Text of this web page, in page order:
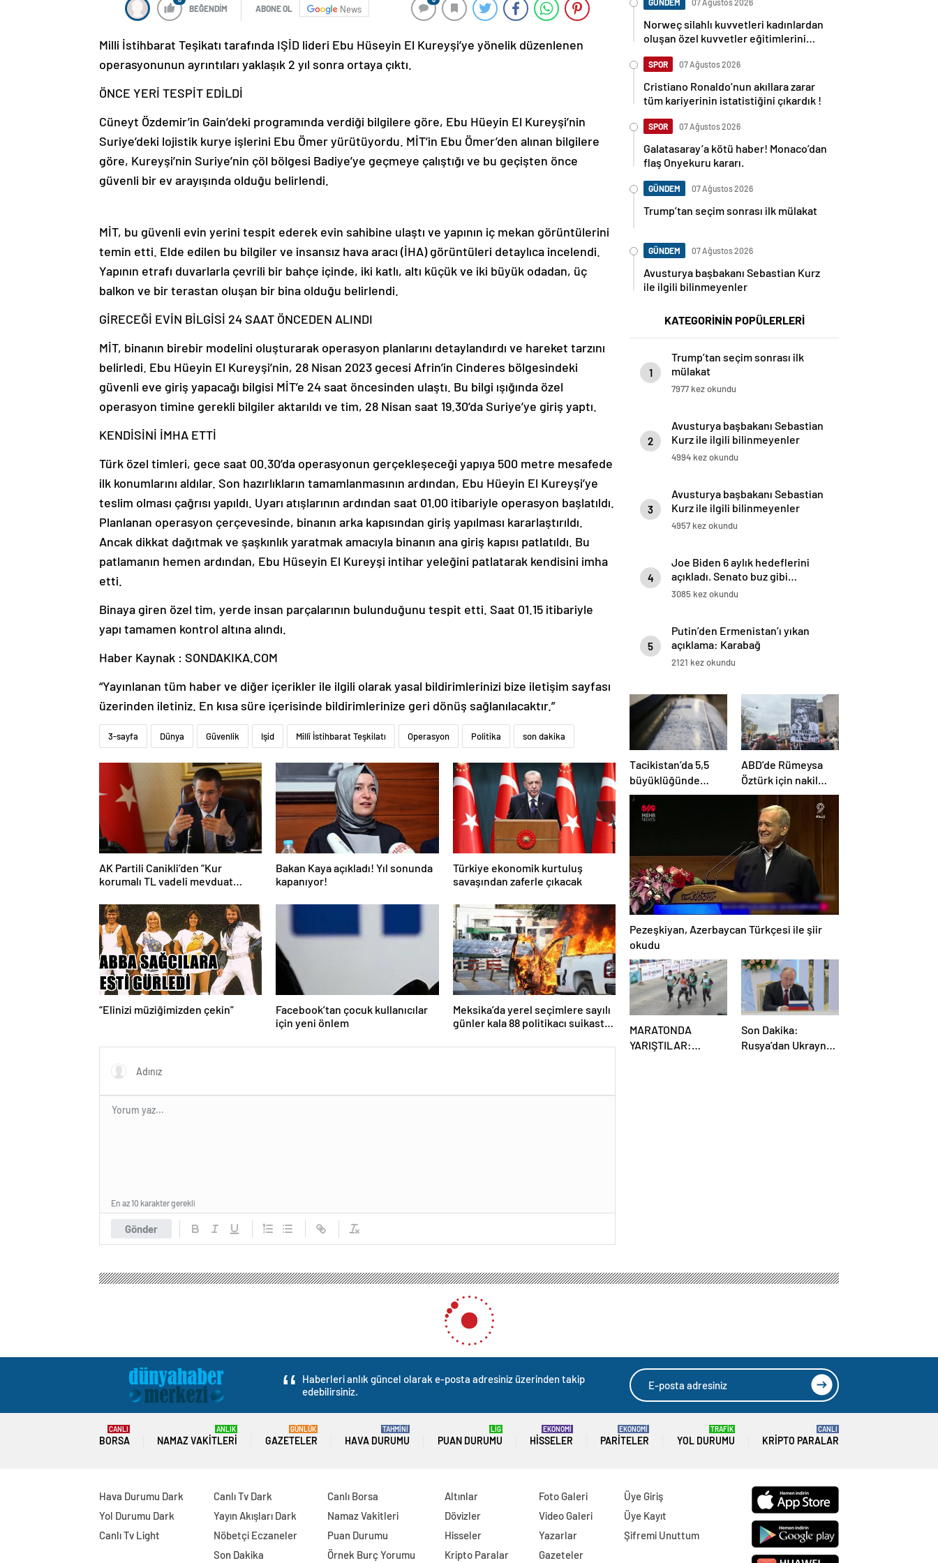
BEĞENDİM ABONE OL News
Milli İstihbarat Teşikatı tarafında IŞİD lideri Ebu Hüseyin El Kureyşi’ye yönelik düzenlenen
operasyonunun ayrıntıları yaklaşık 2 yıl sonra ortaya çıktı.
ÖNCE YERİ TESPİT EDİLDİ
Cüneyt Özdemir’in Gain’deki programında verdiği bilgilere göre, Ebu Hüeyin El Kureyşi’nin
Suriye’deki lojistik kurye işlerini Ebu Ömer yürütüyordu. MİT’in Ebu Ömer’den alınan bilgilere
göre, Kureyşi’nin Suriye’nin çöl bölgesi Badiye’ye geçmeye çalıştığı ve bu geçişten önce
güvenli bir ev arayışında olduğu belirlendi.
MİT, bu güvenli evin yerini tespit ederek evin sahibine ulaştı ve yapının iç mekan görüntülerini
temin etti. Elde edilen bu bilgiler ve insansız hava aracı (İHA) görüntüleri detaylıca incelendi.
Yapının etrafı duvarlarla çevrili bir bahçe içinde, iki katlı, altı küçük ve iki büyük odadan, üç
balkon ve bir terastan oluşan bir bina olduğu belirlendi.
GİRECEĞİ EVİN BİLGİSİ 24 SAAT ÖNCEDEN ALINDI
MİT, binanın birebir modelini oluşturarak operasyon planlarını detaylandırdı ve hareket tarzını
belirledi. Ebu Hüeyin El Kureyşi’nin, 28 Nisan 2023 gecesi Afrin’in Cinderes bölgesindeki
güvenli eve giriş yapacağı bilgisi MİT’e 24 saat öncesinden ulaştı. Bu bilgi ışığında özel
operasyon timine gerekli bilgiler aktarıldı ve tim, 28 Nisan saat 19.30’da Suriye’ye giriş yaptı.
KENDİSİNİ İMHA ETTİ
Türk özel timleri, gece saat 00.30’da operasyonun gerçekleşeceği yapıya 500 metre mesafede
ilk konumlarını aldılar. Son hazırlıkların tamamlanmasının ardından, Ebu Hüeyin El Kureyşi’ye
teslim olması çağrısı yapıldı. Uyarı atışlarının ardından saat 01.00 itibariyle operasyon başlatıldı.
Planlanan operasyon çerçevesinde, binanın arka kapısından giriş yapılması kararlaştırıldı.
Ancak dikkat dağıtmak ve şaşkınlık yaratmak amacıyla binanın ana giriş kapısı patlatıldı. Bu
patlamanın hemen ardından, Ebu Hüseyin El Kureyşi intihar yeleğini patlatarak kendisini imha
etti.
Binaya giren özel tim, yerde insan parçalarının bulunduğunu tespit etti. Saat 01.15 itibariyle
yapı tamamen kontrol altına alındı.
Haber Kaynak : SONDAKIKA.COM
“Yayınlanan tüm haber ve diğer içerikler ile ilgili olarak yasal bildirimlerinizi bize iletişim sayfası
üzerinden iletiniz. En kısa süre içerisinde bildirimlerinize geri dönüş sağlanılacaktır.”
3-sayfa Dünya Güvenlik Işid Millî İstihbarat Teşkilatı Operasyon Politika son dakika
AK Partili Canikli’den “Kur
korumalı TL vadeli mevduat
Bakan Kaya açıkladı! Yıl sonunda
kapanıyor!
Türkiye ekonomik kurtuluş
savaşından zaferle çıkacak
“Elinizi müziğimizden çekin”
Facebook’tan çocuk kullanıcılar
için yeni önlem
Meksika’da yerel seçimlere sayılı
günler kala 88 politikacı suikasta
Gönder
En az 10 karakter gerekli
GÜNDEM 07 Ağustos 2026
Norweç silahlı kuvvetleri kadınlardan
oluşan özel kuvvetler eğitimlerini
SPOR 07 Ağustos 2026
Cristiano Ronaldo’nun akıllara zarar
tüm kariyerinin istatistiğini çıkardık !
SPOR 07 Ağustos 2026
Galatasaray’a kötü haber! Monaco’dan
flaş Onyekuru kararı.
GÜNDEM 07 Ağustos 2026
Trump’tan seçim sonrası ilk mülakat
GÜNDEM 07 Ağustos 2026
Avusturya başbakanı Sebastian Kurz
ile ilgili bilinmeyenler
KATEGORİNİN POPÜLERLERİ
1
Trump’tan seçim sonrası ilk
mülakat
7977 kez okundu
2
Avusturya başbakanı Sebastian
Kurz ile ilgili bilinmeyenler
4994 kez okundu
3
Avusturya başbakanı Sebastian
Kurz ile ilgili bilinmeyenler
4957 kez okundu
4
Joe Biden 6 aylık hedeflerini
açıkladı. Senato buz gibi…
3085 kez okundu
5
Putin’den Ermenistan’ı yıkan
açıklama: Karabağ
Azerbaycan’ın ayrılmaz bir
2121 kez okundu
Tacikistan’da 5,5
büyüklüğünde
deprem meydana
geldi
ABD’de Rümeysa
Öztürk için nakil
kararı
Pezeşkiyan, Azerbaycan Türkçesi ile şiir
okudu
MARATONDA
YARIŞTILAR:
Son Dakika:
Rusya’dan Ukrayna
Haberleri anlık güncel olarak e-posta adresiniz üzerinden takip
edebilirsiniz.
BORSA
CANLI
NAMAZ VAKITLERI
ANLIK
GAZETELER
GÜNLÜK
HAVA DURUMU
TAHMİNİ
PUAN DURUMU
LİG
HISSELER
EKONOMİ
PARITELER
EKONOMİ
YOL DURUMU
TRAFİK
KRIPTO PARALAR
CANLI
Hava Durumu Dark
Yol Durumu Dark
Canlı Tv Light
Canlı Tv Dark
Yayın Akışları Dark
Nöbetçi Eczaneler
Son Dakika
Canlı Borsa
Namaz Vakitleri
Puan Durumu
Örnek Burç Yorumu
Altınlar
Dövizler
Hisseler
Kripto Paralar
Foto Galeri
Video Galeri
Yazarlar
Gazeteler
Üye Giriş
Üye Kayıt
Şifremi Unuttum